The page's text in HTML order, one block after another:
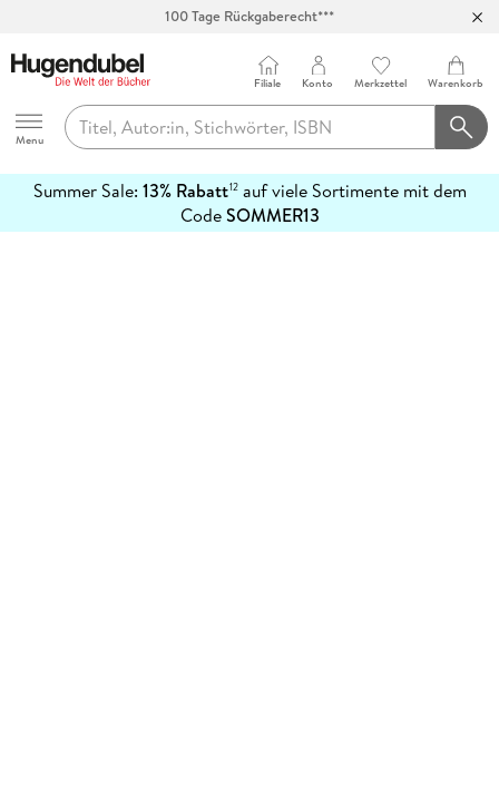
100 Tage Rückgaberecht***
Hugendubel
Menu
Filiale Konto Merkzettel Warenkorb
Summer Sale: 13% Rabatt12auf viele Sortimente mit dem
CodeSOMMER13
erfahren